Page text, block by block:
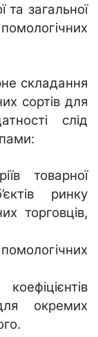
та загальної
складання
сортів для
слід
товарної
ринку
торговців,
окремих